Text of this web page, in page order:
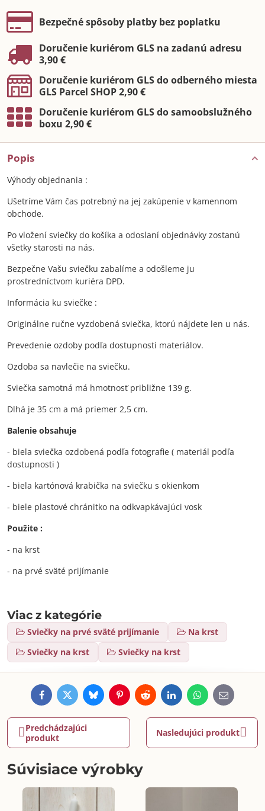
Bezpečné spôsoby platby bez poplatku
Doručenie kuriérom GLS na zadanú adresu
3,90 €
Doručenie kuriérom GLS do odberného miesta
GLS Parcel SHOP 2,90 €
Doručenie kuriérom GLS do samoobslužného
boxu 2,90 €
Popis
Výhody objednania :
Ušetríme Vám čas potrebný na jej zakúpenie v kamennom
obchode.
Po vložení sviečky do košíka a odoslaní objednávky zostanú
všetky starosti na nás.
Bezpečne Vašu sviečku zabalíme a odošleme ju
prostredníctvom kuriéra DPD.
Informácia ku sviečke :
Originálne ručne vyzdobená sviečka, ktorú nájdete len u nás.
Prevedenie ozdoby podľa dostupnosti materiálov.
Ozdoba sa navlečie na sviečku.
Sviečka samotná má hmotnosť približne 139 g.
Dlhá je 35 cm a má priemer 2,5 cm.
Balenie obsahuje
- biela sviečka ozdobená podľa fotografie ( materiál podľa
dostupnosti )
- biela kartónová krabička na sviečku s okienkom
- biele plastové chránitko na odkvapkávajúci vosk
Použite :
- na krst
- na prvé sväté prijímanie
Viac z kategórie
Sviečky na prvé sväté prijímanie
Na krst
Sviečky na krst
Sviečky na krst
FacebookTwitterBlueskyPinterestRedditLinkedInWhatsApp
E-
mail
Predchádzajúci
produkt
Nasledujúci produkt
Súvisiace výrobky